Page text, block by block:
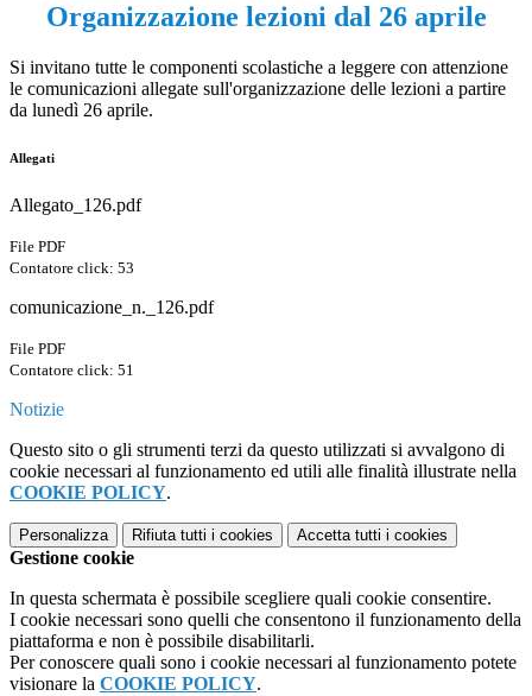
Organizzazione lezioni dal 26 aprile
Si invitano tutte le componenti scolastiche a leggere con attenzione
le comunicazioni allegate sull'organizzazione delle lezioni a partire
da lunedì 26 aprile.
Allegati
Allegato_126.pdf
File PDF
Contatore click: 53
comunicazione_n._126.pdf
File PDF
Contatore click: 51
Notizie
Questo sito o gli strumenti terzi da questo utilizzati si avvalgono di
cookie necessari al funzionamento ed utili alle finalità illustrate nella
COOKIE POLICY.
Personalizza Rifiuta tutti i cookies Accetta tutti i cookies
Gestione cookie
In questa schermata è possibile scegliere quali cookie consentire.
I cookie necessari sono quelli che consentono il funzionamento della
piattaforma e non è possibile disabilitarli.
Per conoscere quali sono i cookie necessari al funzionamento potete
visionare la COOKIE POLICY.